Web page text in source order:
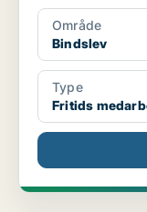
Område
Bindslev
Type
Fritids